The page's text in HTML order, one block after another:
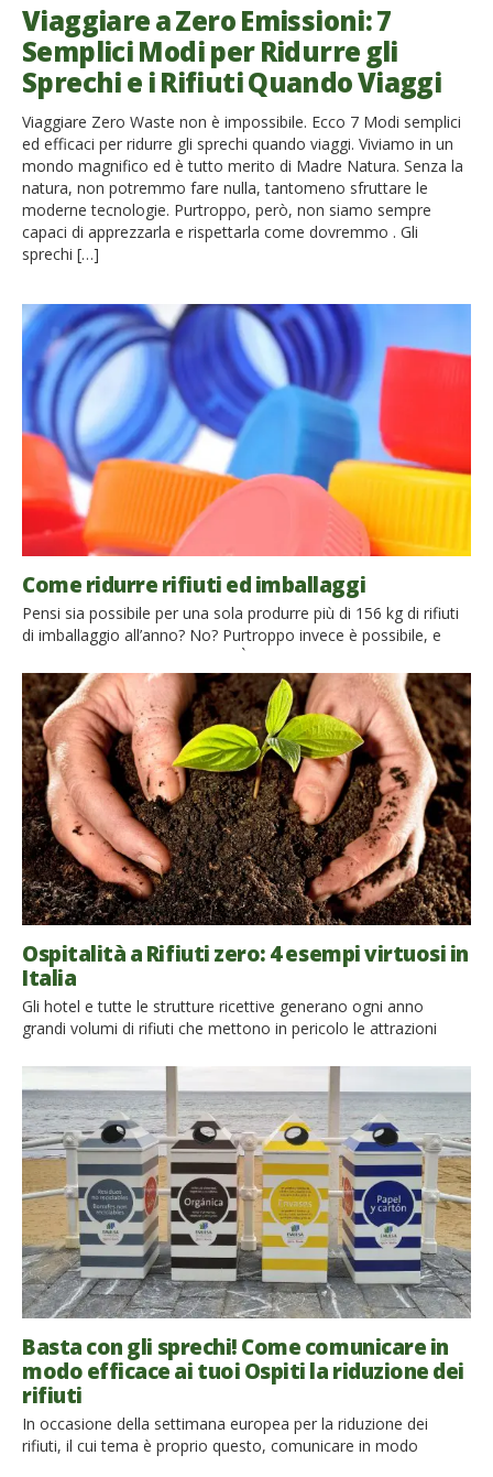
Viaggiare a Zero Emissioni: 7
Semplici Modi per Ridurre gli
Sprechi e i Rifiuti Quando Viaggi
Viaggiare Zero Waste non è impossibile. Ecco 7 Modi semplici
ed efficaci per ridurre gli sprechi quando viaggi. Viviamo in un
mondo magnifico ed è tutto merito di Madre Natura. Senza la
natura, non potremmo fare nulla, tantomeno sfruttare le
moderne tecnologie. Purtroppo, però, non siamo sempre
capaci di apprezzarla e rispettarla come dovremmo . Gli
sprechi […]
Come ridurre rifiuti ed imballaggi
Pensi sia possibile per una sola produrre più di 156 kg di rifiuti
di imballaggio all’anno? No? Purtroppo invece è possibile, e
probabilmente lo fai anche tu. È questa infatti la media di
imballaggi prodotti da ogni cittadino dell’Unione Europea, una
quantità davvero eccessiva che danneggia in modo
irreversibile l’ambiente e gli oceani. Ne avevamo già parlato
qui: […]
Ospitalità a Rifiuti zero: 4 esempi virtuosi in
Italia
Gli hotel e tutte le strutture ricettive generano ogni anno
grandi volumi di rifiuti che mettono in pericolo le attrazioni
contribuendo al drammatico cambiamento climatico di questi
anni. In America, ad esempio, l’industria alberghiera produce
annualmente 13.600.000 tonnellate di rifiuti all’anno. Una
statistica della regione Piemonte ha […]
Basta con gli sprechi! Come comunicare in
modo efficace ai tuoi Ospiti la riduzione dei
rifiuti
In occasione della settimana europea per la riduzione dei
rifiuti, il cui tema è proprio questo, comunicare in modo